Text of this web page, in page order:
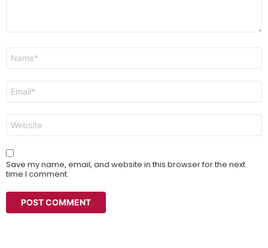
Name
Email
Website
Save my name, email, and website in this browser for the next
time I comment.